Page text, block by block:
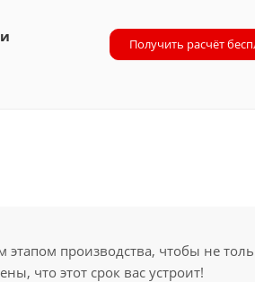
Получить расчёт
производства, чтобы не
что этот срок вас устроит!